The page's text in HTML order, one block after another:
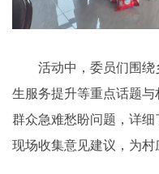
活动中，委员们围绕
生服务提升等重点话题
群众急难愁盼问题，详细
现场收集意见建议，为村